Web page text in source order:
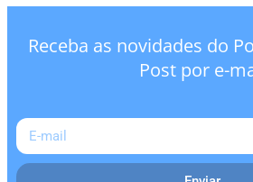
Receba as novidades do
Post por e-